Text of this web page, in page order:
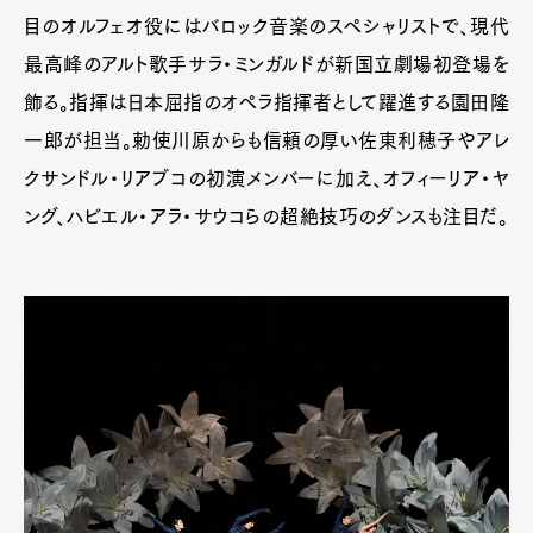
目のオルフェオ役にはバロック音楽のスペシャリストで、現代
最高峰のアルト歌手サラ・ミンガルドが新国立劇場初登場を
飾る。指揮は日本屈指のオペラ指揮者として躍進する園田隆
一郎が担当。勅使川原からも信頼の厚い佐東利穂子やアレ
クサンドル・リアブコの初演メンバーに加え、オフィーリア・ヤ
ング、ハビエル・アラ・サウコらの超絶技巧のダンスも注目だ。